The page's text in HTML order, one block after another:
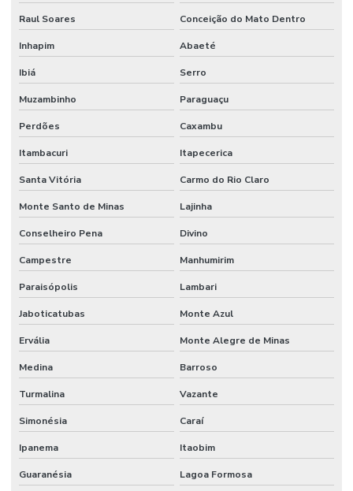
Raul Soares Conceição do Mato Dentro
Inhapim Abaeté
Ibiá Serro
Muzambinho Paraguaçu
Perdões Caxambu
Itambacuri Itapecerica
Santa Vitória Carmo do Rio Claro
Monte Santo de Minas Lajinha
Conselheiro Pena Divino
Campestre Manhumirim
Paraisópolis Lambari
Jaboticatubas Monte Azul
Ervália Monte Alegre de Minas
Medina Barroso
Turmalina Vazante
Simonésia Caraí
Ipanema Itaobim
Guaranésia Lagoa Formosa